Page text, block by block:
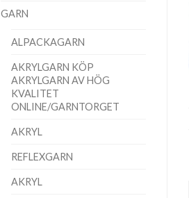
GARN
ALPACKAGARN
AKRYLGARN KÖP
AKRYLGARN AV HÖG
KVALITET
ONLINE/GARNTORGET
AKRYL
REFLEXGARN
AKRYL